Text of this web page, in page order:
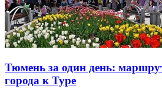
Тюмень за один день:
города к Туре